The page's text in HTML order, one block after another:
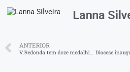
Lanna
ANTERIOR
V.Redonda tem doze medalhistas na OBMEP